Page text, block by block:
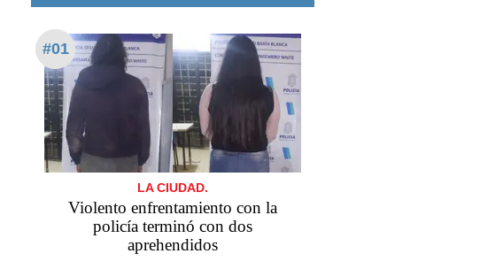
#01
LA CIUDAD.
Violento enfrentamiento con la
policía terminó con dos
aprehendidos